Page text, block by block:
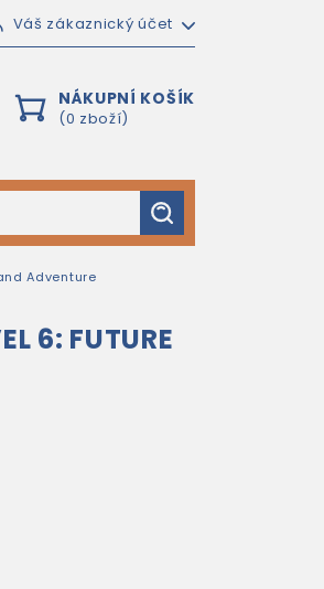
Váš zákaznický účet
NÁKUPNÍ KOŠÍK
(0 zboží)
Adventure
6: FUTURE